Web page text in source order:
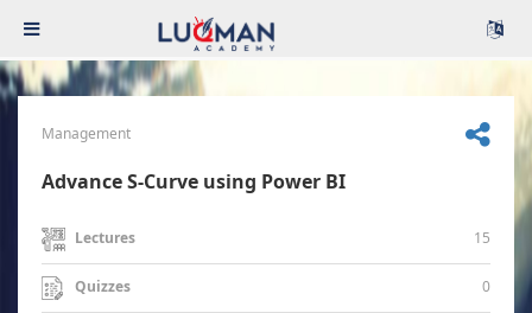
Management
Advance S-Curve using Power BI
Lectures 15
Quizzes 0